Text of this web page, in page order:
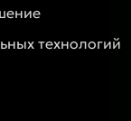
технологий